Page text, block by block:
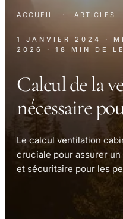
ACCUEIL · ARTICLES
1 JANVIER 2024 ·
2026
· 18 MIN DE
Calcul de la
nécessaire
Le calcul ventilation
cruciale pour assurer
et sécuritaire pour les